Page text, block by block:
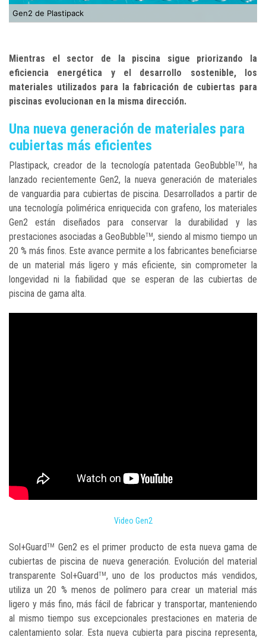
Gen2 de Plastipack
Mientras el sector de la piscina sigue priorizando la
eficiencia energética y el desarrollo sostenible, los
materiales utilizados para la fabricación de cubiertas para
piscinas evolucionan en la misma dirección.
Una nueva generación de materiales para
cubiertas más eficientes
Plastipack, creador de la tecnología patentada GeoBubbleTM, ha
lanzado recientemente Gen2, la nueva generación de materiales
de vanguardia para cubiertas de piscina. Desarrollados a partir de
una tecnología polimérica enriquecida con grafeno, los materiales
Gen2 están diseñados para conservar la durabilidad y las
prestaciones asociadas a GeoBubbleTM, siendo al mismo tiempo un
20 % más finos. Este avance permite a los fabricantes beneficiarse
de un material más ligero y más eficiente, sin comprometer la
longevidad ni la fiabilidad que se esperan de las cubiertas de
piscina de gama alta.
Video Gen2
Sol+GuardTM
Gen2 es el primer producto de esta nueva gama de
cubiertas de piscina de nueva generación. Evolución del material
transparente Sol+GuardTM, uno de los productos más vendidos,
utiliza un 20 % menos de polímero para crear un material más
ligero y más fino, más fácil de fabricar y transportar, manteniendo
al mismo tiempo sus excepcionales prestaciones en materia de
calentamiento solar. Esta nueva cubierta para piscina representa,